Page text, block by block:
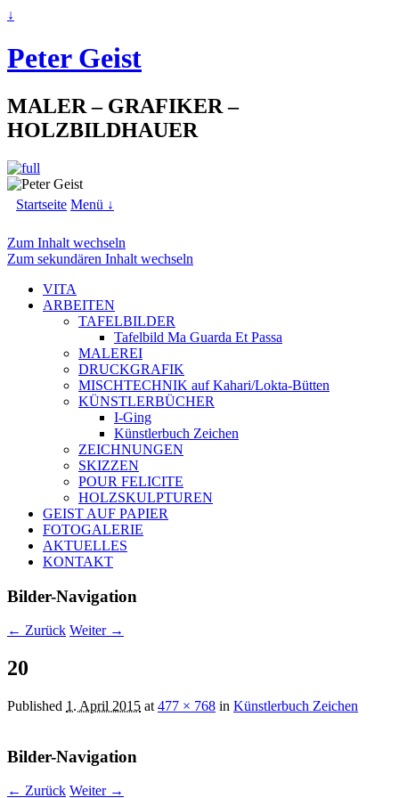
↓
Peter Geist
MALER – GRAFIKER –
HOLZBILDHAUER
Startseite Menü ↓
Zum Inhalt wechseln
Zum sekundären Inhalt wechseln
VITA
ARBEITEN
TAFELBILDER
Tafelbild Ma Guarda Et Passa
MALEREI
DRUCKGRAFIK
MISCHTECHNIK auf Kahari/Lokta-Bütten
KÜNSTLERBÜCHER
I-Ging
Künstlerbuch Zeichen
ZEICHNUNGEN
SKIZZEN
POUR FELICITE
HOLZSKULPTUREN
GEIST AUF PAPIER
FOTOGALERIE
AKTUELLES
KONTAKT
Bilder-Navigation
← Zurück Weiter →
20
Published 1. April 2015 at 477 × 768 in Künstlerbuch Zeichen
Bilder-Navigation
← Zurück Weiter →